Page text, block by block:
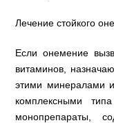
Лечение стойкого
Если онемение
витаминов,
этими минералами
комплексными
монопрепараты,